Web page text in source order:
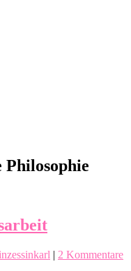
Philosophie
| 2 Kommentare